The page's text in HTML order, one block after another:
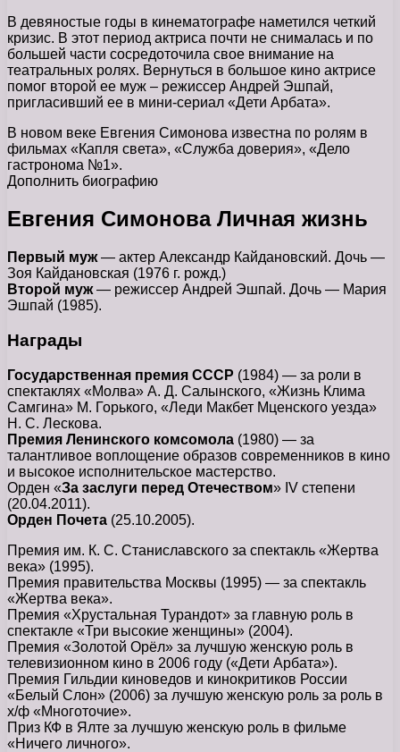
В девяностые годы в кинематографе наметился четкий
кризис. В этот период актриса почти не снималась и по
большей части сосредоточила свое внимание на
театральных ролях. Вернуться в большое кино актрисе
помог второй ее муж – режиссер Андрей Эшпай,
пригласивший ее в мини-сериал «Дети Арбата».
В новом веке Евгения Симонова известна по ролям в
фильмах «Капля света», «Служба доверия», «Дело
гастронома №1».
Дополнить биографию
Евгения Симонова Личная жизнь
Первый муж— актер Александр Кайдановский. Дочь —
Зоя Кайдановская (1976 г. рожд.)
Второй муж— режиссер Андрей Эшпай. Дочь — Мария
Эшпай (1985).
Награды
Государственная премия СССР (1984) — за роли в
спектаклях «Молва» А. Д. Салынского, «Жизнь Клима
Самгина» М. Горького, «Леди Макбет Мценского уезда»
Н. С. Лескова.
Премия Ленинского комсомола (1980) — за
талантливое воплощение образов современников в кино
и высокое исполнительское мастерство.
Орден «За заслуги перед Отечеством» IV степени
(20.04.2011).
Орден Почета (25.10.2005).
Премия им. К. С. Станиславского за спектакль «Жертва
века» (1995).
Премия правительства Москвы (1995) — за спектакль
«Жертва века».
Премия «Хрустальная Турандот» за главную роль в
спектакле «Три высокие женщины» (2004).
Премия «Золотой Орёл» за лучшую женскую роль в
телевизионном кино в 2006 году («Дети Арбата»).
Премия Гильдии киноведов и кинокритиков России
«Белый Слон» (2006) за лучшую женскую роль за роль в
х/ф «Многоточие».
Приз КФ в Ялте за лучшую женскую роль в фильме
«Ничего личного».